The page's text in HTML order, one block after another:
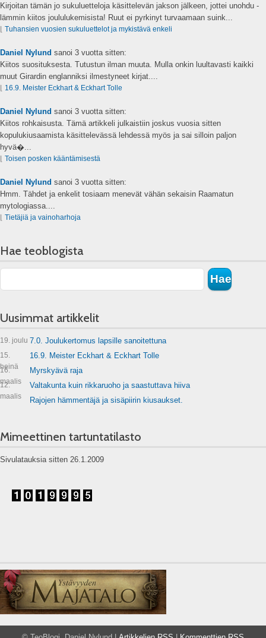
Kirjoitan tämän jo sukuluetteloja käsittelevän jakson jälkeen, jottei unohdu -
lämmin kiitos joululukemisista! Ruut ei pyrkinyt turvaamaan suink...
⌊ Tuhansien vuosien sukuluettelot ja mykistävä enkeli
Daniel Nylund sanoi 3 vuotta sitten:
Kiitos suosituksesta. Tutustun ilman muuta. Mulla onkin luultavasti kaikki
muut Girardin englanniksi ilmestyneet kirjat....
⌊ 16.9. Meister Eckhart & Eckhart Tolle
Daniel Nylund sanoi 3 vuotta sitten:
Kiitos rohkaisusta. Tämä artikkeli julkaistiin joskus vuosia sitten
kopulukiusaamista käsittelevässä lehdessä myös ja sai silloin paljon
hyvä�...
⌊ Toisen posken kääntämisestä
Daniel Nylund sanoi 3 vuotta sitten:
Hmm. Tähdet ja enkelit tosiaam menevät vähän sekaisin Raamatun
mytologiassa....
⌊ Tietäjiä ja vainoharhoja
Hae teoblogista
Uusimmat artikkelit
19. joulu 7.0. Joulukertomus lapsille sanoitettuna
15.
heinä
16.9. Meister Eckhart & Eckhart Tolle
16.
maalis
Myrskyävä raja
12.
maalis
Valtakunta kuin rikkaruoho ja saastuttava hiiva
Rajojen hämmentäjä ja sisäpiirin kiusaukset.
Mimeettinen tartuntatilasto
Sivulatauksia sitten 26.1.2009